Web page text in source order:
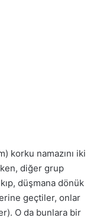
korku namazını iki
diğer grup
düşmana dönük
geçtiler, onlar
O da bunlara bir